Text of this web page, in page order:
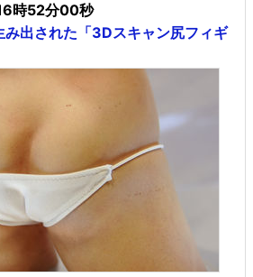
時52分00秒
み出された「3Dスキャン尻フィギ